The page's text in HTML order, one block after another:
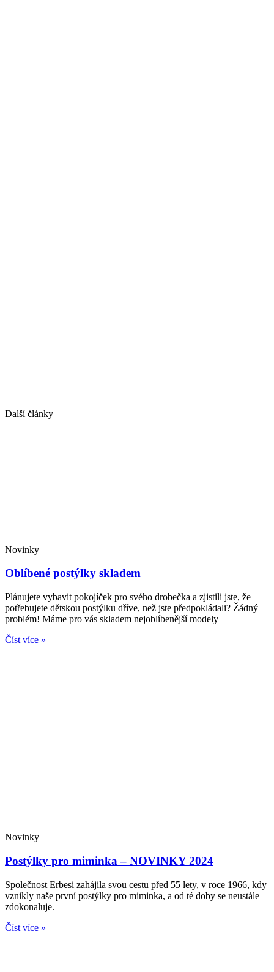
Další články
Novinky
Oblíbené postýlky skladem
Plánujete vybavit pokojíček pro svého drobečka a zjistili jste, že
potřebujete dětskou postýlku dříve, než jste předpokládali? Žádný
problém! Máme pro vás skladem nejoblíbenější modely
Číst více »
Novinky
Postýlky pro miminka – NOVINKY 2024
Společnost Erbesi zahájila svou cestu před 55 lety, v roce 1966, kdy
vznikly naše první postýlky pro miminka, a od té doby se neustále
zdokonaluje.
Číst více »